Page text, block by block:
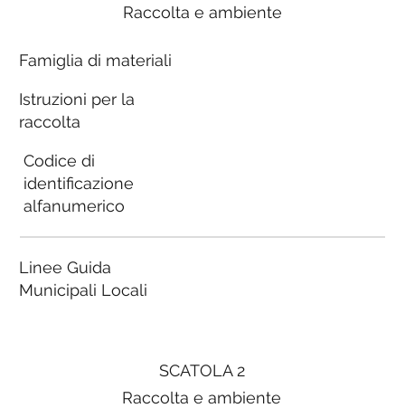
SCATOLA 2
Raccolta e ambiente
Raccolta e ambiente
Famiglia di materiali
Istruzioni per la
raccolta
Codice di
identificazione
alfanumerico
Linee Guida
Municipali Locali